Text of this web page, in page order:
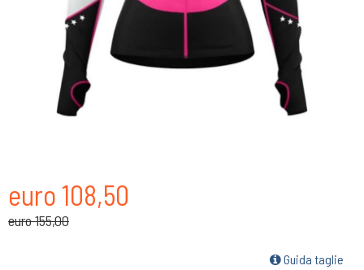
euro 108,50
euro 155,00
Guida taglie